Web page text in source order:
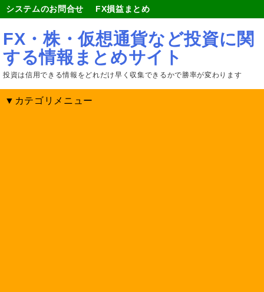
システムのお問合せ FX損益まとめ
FX・株・仮想通貨など投資に関
する情報まとめサイト
投資は信用できる情報をどれだけ早く収集できるかで勝率が変わります
▼カテゴリメニュー